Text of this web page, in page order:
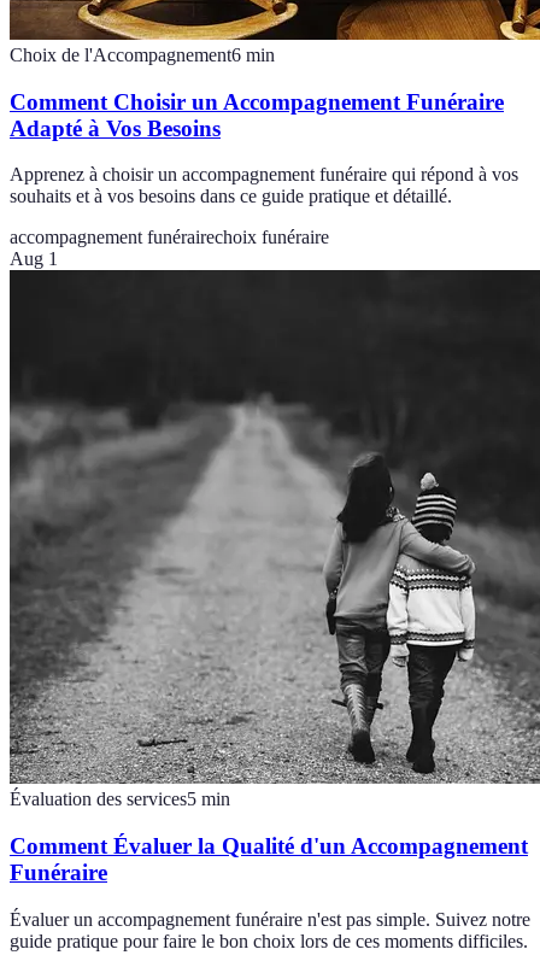
Choix de l'Accompagnement6 min
Comment Choisir un Accompagnement Funéraire
Adapté à Vos Besoins
Apprenez à choisir un accompagnement funéraire qui répond à vos
souhaits et à vos besoins dans ce guide pratique et détaillé.
accompagnement funérairechoix funéraire
Aug 1
Évaluation des services5 min
Comment Évaluer la Qualité d'un Accompagnement
Funéraire
Évaluer un accompagnement funéraire n'est pas simple. Suivez notre
guide pratique pour faire le bon choix lors de ces moments difficiles.